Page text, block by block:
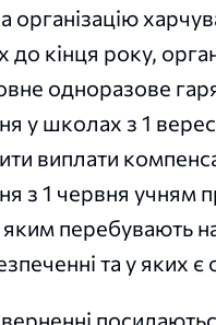
організацію
до кінця року,
одноразове
у школах з 1
виплати
з 1 червня учням
яким перебувають
та у яких є